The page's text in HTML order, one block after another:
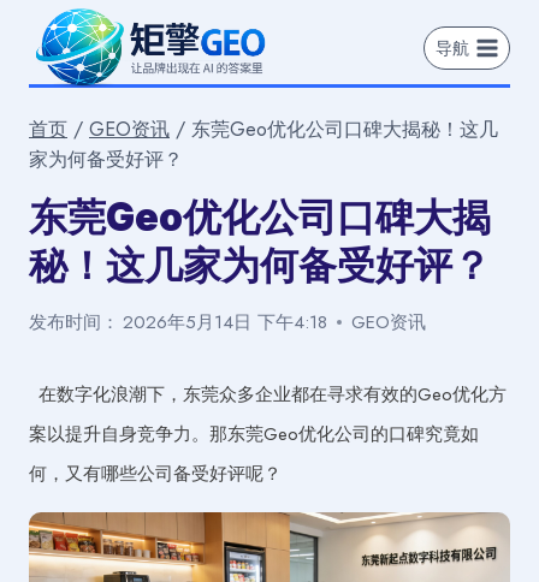
导航
首页 / GEO资讯 / 东莞Geo优化公司口碑大揭秘！这几
家为何备受好评？
东莞Geo优化公司口碑大揭
秘！这几家为何备受好评？
发布时间： 2026年5月14日 下午4:18 GEO资讯
在数字化浪潮下，东莞众多企业都在寻求有效的Geo优化方
案以提升自身竞争力。那东莞Geo优化公司的口碑究竟如
何，又有哪些公司备受好评呢？